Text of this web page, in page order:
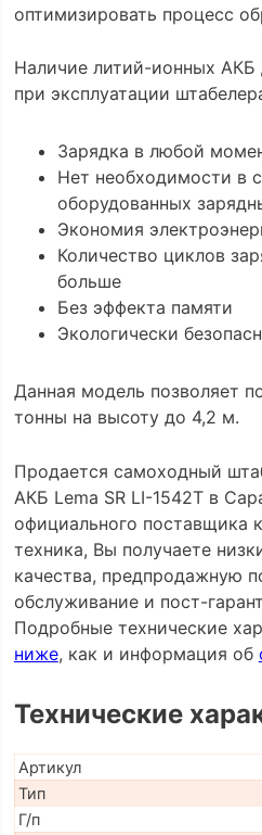
оптимизировать процесс
Наличие литий-ионных
при эксплуатации
Зарядка в любой
Нет необходимости в
оборудованных
Экономия
Количество циклов
больше
Без эффекта памяти
Экологически
Данная модель позволяет
тонны на высоту до 4,2 м.
Продается самоходный
АКБ Lema SR LI-1542Т в
официального поставщика
техника, Вы получаете
качества, предпродажную
обслуживание и пост-
Подробные технические
ниже, как и информация об
Технические
Артикул
Тип
Г/п